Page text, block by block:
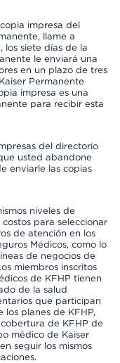
impresa del
llame a
los siete días de la
le enviará una
en un plazo de tres
Permanente
impresa es una
para recibir esta
del directorio
usted abandone
enviarle las copias
niveles de
para seleccionar
de atención en los
Médicos, como lo
de negocios de
miembros inscritos
de KFHP tienen
de la salud
que participan
planes de KFHP,
de KFHP de
médico de Kaiser
seguir los mismos